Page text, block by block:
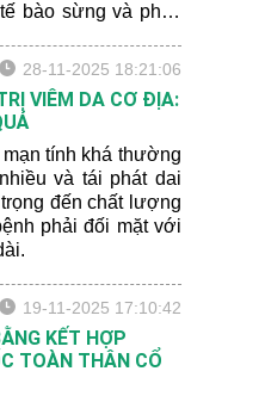
bào sừng và phục
thiện sang thương
người bệnh.
28-11-2025 18:21:06
VIÊM DA CƠ ĐỊA:
tính khá thường
và tái phát dai
đến chất lượng
phải đối mặt với
19-11-2025 17:10:42
KẾT HỢP
TOÀN THÂN CỔ